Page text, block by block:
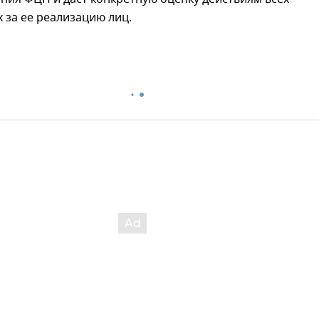
за ее реализацию лиц.